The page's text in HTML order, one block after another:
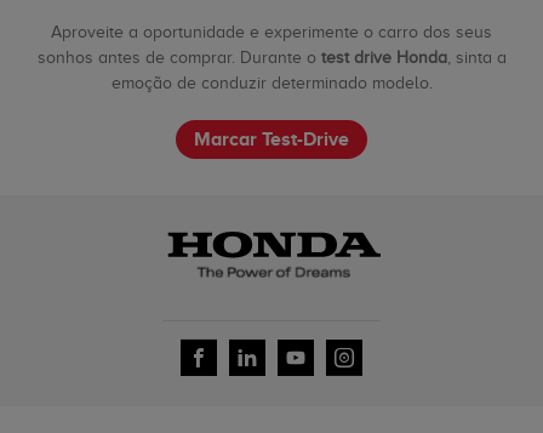
Aproveite a oportunidade e experimente o carro dos seus
sonhos antes de comprar. Durante o test drive Honda, sinta a
emoção de conduzir determinado modelo.
Marcar Test-Drive